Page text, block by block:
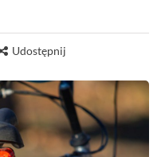
Udostępnij